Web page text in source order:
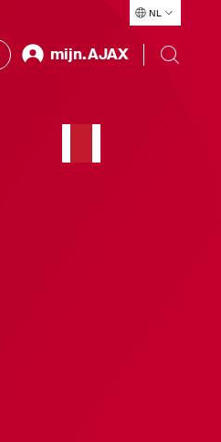
NL
mijn.AJAX